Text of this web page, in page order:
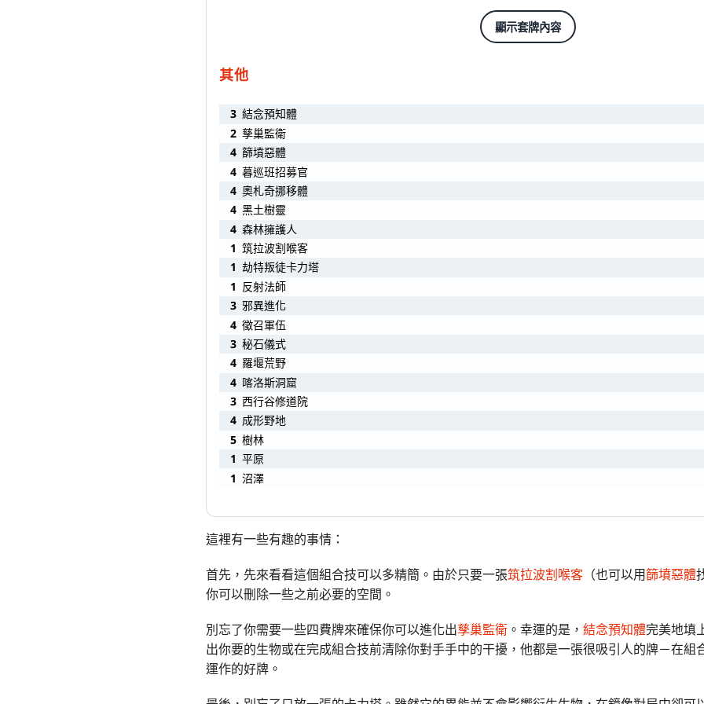
顯示套牌內容
其他
3 結念預知體
2 孳巢監衛
4 篩墳惡體
4 暮巡班招募官
4 奧札奇挪移體
4 黑土樹靈
4 森林擁護人
1 筑拉波割喉客
1 劫特叛徒卡力塔
1 反射法師
3 邪異進化
4 徵召軍伍
3 秘石儀式
4 羅堰荒野
4 喀洛斯洞窟
3 西行谷修道院
4 成形野地
5 樹林
1 平原
1 沼澤
這裡有一些有趣的事情：
首先，先來看看這個組合技可以多精簡。由於只要一張筑拉波割喉客 （也可以用篩墳惡體
你可以刪除一些之前必要的空間。
別忘了你需要一些四費牌來確保你可以進化出孳巢監衛 。幸運的是， 結念預知體完美地填
出你要的生物或在完成組合技前清除你對手手中的干擾，他都是一張很吸引人的牌－在組
運作的好牌。